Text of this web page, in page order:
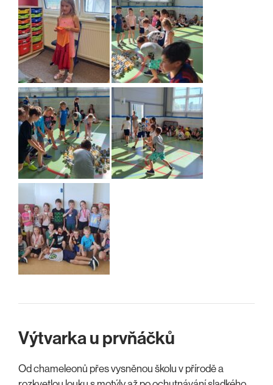
Výtvarka u prvňáčků
Od chameleonů přes vysněnou školu v přírodě a